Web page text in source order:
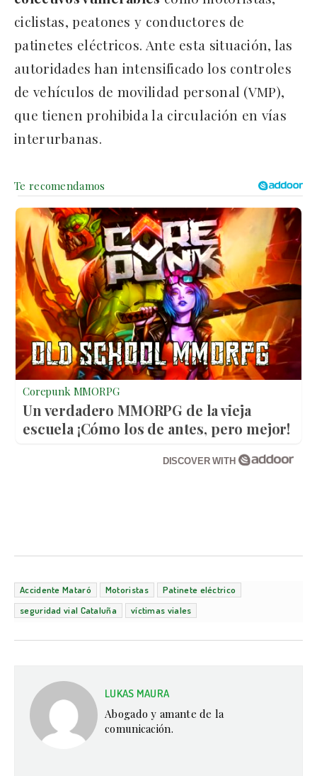
ciclistas, peatones y conductores de
patinetes eléctricos. Ante esta situación, las
autoridades han intensificado los controles
de vehículos de movilidad personal (VMP),
que tienen prohibida la circulación en vías
interurbanas.
Corepunk MMORPG
Un verdadero MMORPG de la vieja
escuela ¡Cómo los de antes, pero mejor!
DISCOVER WITH
Accidente Mataró Motoristas
Patinete eléctrico
seguridad vial Cataluña
víctimas viales
LUKAS MAURA
Abogado y amante de la
comunicación.